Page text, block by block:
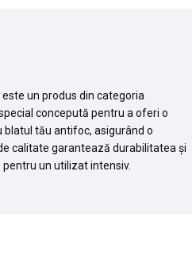
un produs din categoria
concepută pentru a oferi o
tău antifoc, asigurând o
calitate garantează durabilitatea și
un utilizat intensiv.